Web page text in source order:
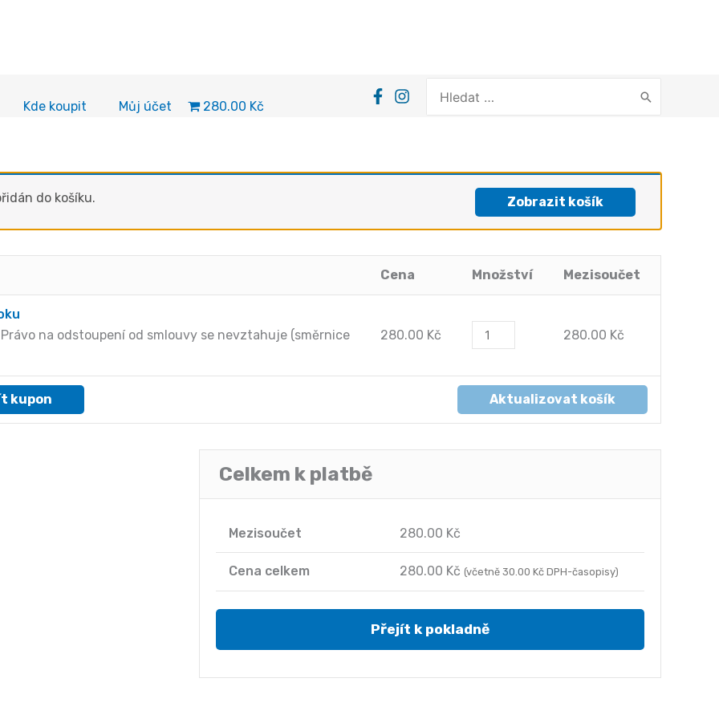
Kde koupit Můj účet 280.00 Kč
for:
do košíku. Zobrazit košík
Cena Množství Mezisoučet
Právo na odstoupení od smlouvy se nevztahuje (směrnice
280.00 Kč
Tištěné
předplatné
1/4
roku
množství
280.00 Kč
kupon Aktualizovat košík
Celkem k platbě
Mezisoučet 280.00 Kč
Cena celkem 280.00 Kč (včetně 30.00 Kč DPH-časopisy)
Přejít k pokladně